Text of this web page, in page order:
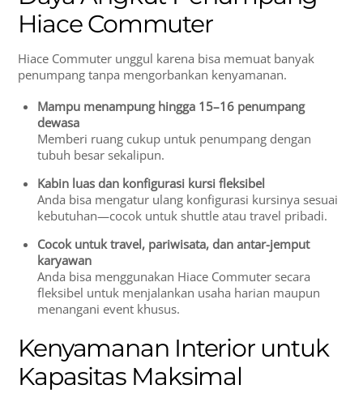
Hiace Commuter
Hiace Commuter unggul karena bisa memuat banyak
penumpang tanpa mengorbankan kenyamanan.
Mampu menampung hingga 15–16 penumpang
dewasa
Memberi ruang cukup untuk penumpang dengan
tubuh besar sekalipun.
Kabin luas dan konfigurasi kursi fleksibel
Anda bisa mengatur ulang konfigurasi kursinya sesuai
kebutuhan—cocok untuk shuttle atau travel pribadi.
Cocok untuk travel, pariwisata, dan antar-jemput
karyawan
Anda bisa menggunakan Hiace Commuter secara
fleksibel untuk menjalankan usaha harian maupun
menangani event khusus.
Kenyamanan Interior untuk
Kapasitas Maksimal